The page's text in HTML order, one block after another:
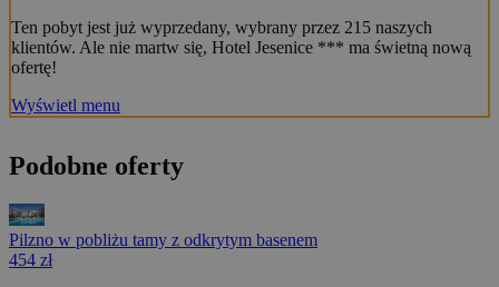
Ten pobyt jest już wyprzedany, wybrany przez 215 naszych
klientów. Ale nie martw się, Hotel Jesenice *** ma świetną nową
ofertę!
Wyświetl menu
Podobne oferty
Pilzno w pobliżu tamy z odkrytym basenem
454 zł